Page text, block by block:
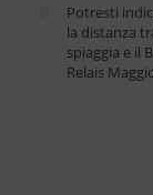
Potresti
la distanza
spiaggia e il
Relais